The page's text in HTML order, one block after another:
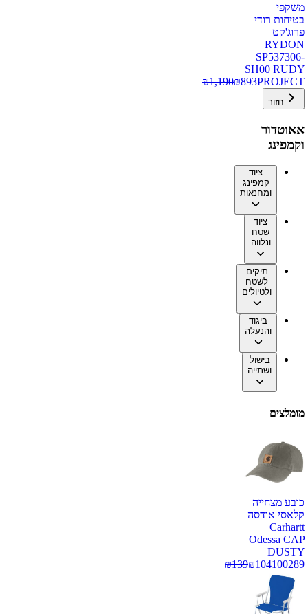
משקפי
בטיחות רודי
פרוג'קט
RYDON
SP537306-
SH00 RUDY
PROJECT
₪893
₪1,190
חזור
אאוטדור
וקמפינג
ציוד
קמפינג
ומחנאות
ציוד
שטח
ונלווה
תיקים
לשטח
ולטיולים
ביגוד
והנעלה
בישול
ושתייה
מומלצים
כובע מצחייה
קלאסי אודסה
Carhartt
Odessa CAP
DUSTY
100289
₪104
₪139